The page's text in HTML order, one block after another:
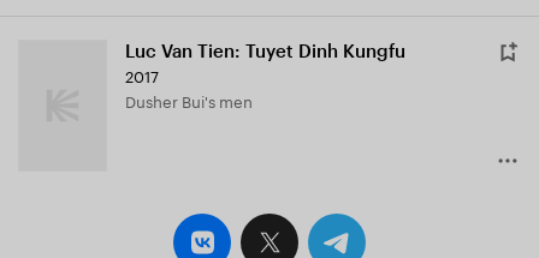
Luc Van Tien: Tuyet Dinh Kungfu
2017
Dusher Bui's men